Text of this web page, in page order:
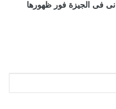
فى الجيزة فور ظهورها